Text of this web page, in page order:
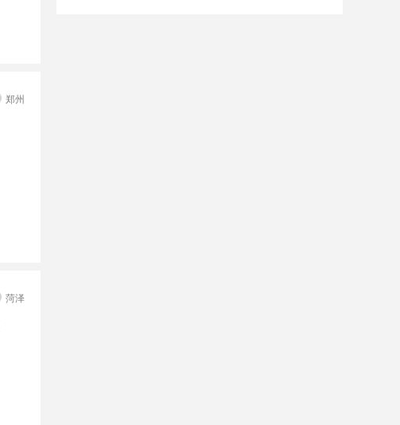
郑州
菏泽